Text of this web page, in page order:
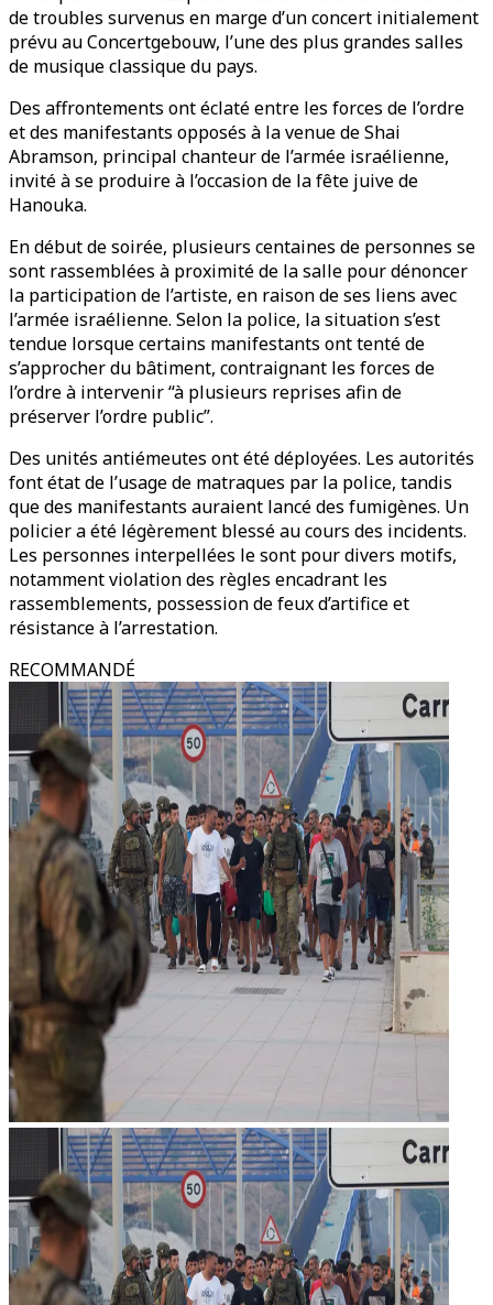
de troubles survenus en marge d’un concert initialement
prévu au Concertgebouw, l’une des plus grandes salles
de musique classique du pays.
Des affrontements ont éclaté entre les forces de l’ordre
et des manifestants opposés à la venue de Shai
Abramson, principal chanteur de l’armée israélienne,
invité à se produire à l’occasion de la fête juive de
Hanouka.
En début de soirée, plusieurs centaines de personnes se
sont rassemblées à proximité de la salle pour dénoncer
la participation de l’artiste, en raison de ses liens avec
l’armée israélienne. Selon la police, la situation s’est
tendue lorsque certains manifestants ont tenté de
s’approcher du bâtiment, contraignant les forces de
l’ordre à intervenir “à plusieurs reprises afin de
préserver l’ordre public”.
Des unités antiémeutes ont été déployées. Les autorités
font état de l’usage de matraques par la police, tandis
que des manifestants auraient lancé des fumigènes. Un
policier a été légèrement blessé au cours des incidents.
Les personnes interpellées le sont pour divers motifs,
notamment violation des règles encadrant les
rassemblements, possession de feux d’artifice et
résistance à l’arrestation.
RECOMMANDÉ